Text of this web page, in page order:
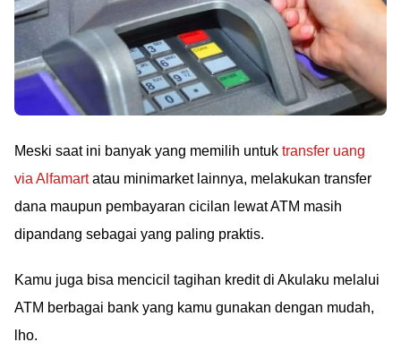
Meski saat ini banyak yang memilih untuk transfer uang
via Alfamartatau minimarket lainnya, melakukan transfer
dana maupun pembayaran cicilan lewat ATM masih
dipandang sebagai yang paling praktis.
Kamu juga bisa mencicil tagihan kredit di Akulaku melalui
ATM berbagai bank yang kamu gunakan dengan mudah,
lho.